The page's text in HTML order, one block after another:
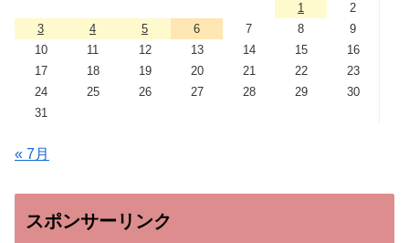
1
2
3
4 5 6 7 8
9
10
11 12 13 14 15
16
17
18 19 20 21 22
23
24
25 26 27 28 29
30
31
« 7月
スポンサーリンク